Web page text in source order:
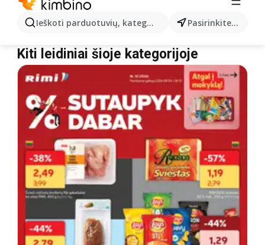
Ieškoti parduotuvių, kategorijų, produktų... Pasirinkite miestą
Akcija Lindor – kur nusipirkti?
ČIA MARKET MAXIMA Lindor
Kiti leidiniai šioje kategorijoje